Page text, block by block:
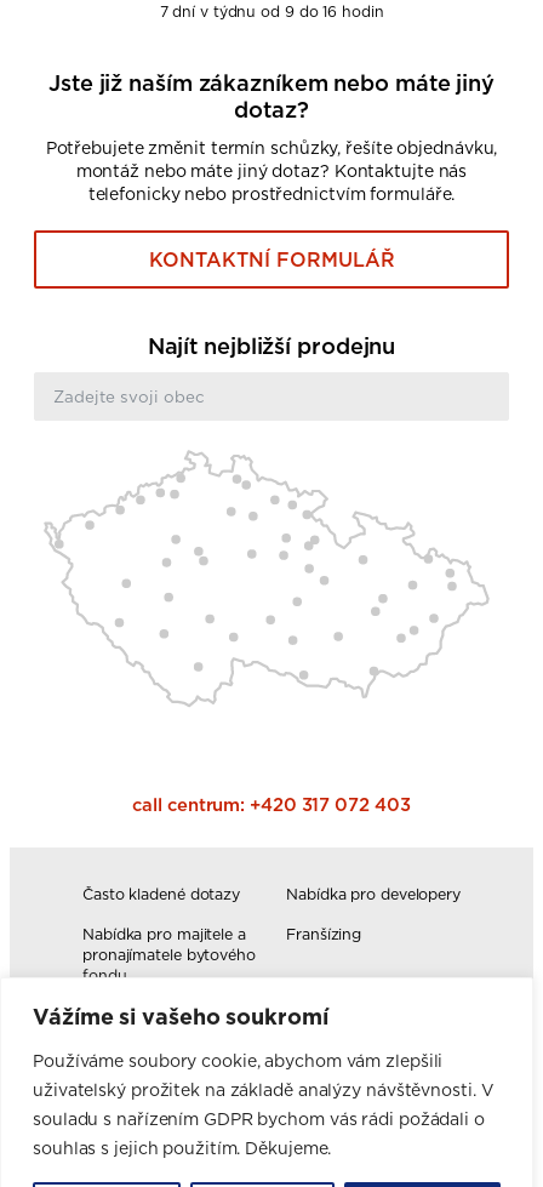
Vážíme si vašeho soukromí
Používáme soubory cookie, abychom vám zlepšili
uživatelský prožitek na základě analýzy návštěvnosti. V
souladu s nařízením GDPR bychom vás rádi požádali o
souhlas s jejich použitím. Děkujeme.
7 dní v týdnu od 9 do 16 hodin
Jste již naším zákazníkem nebo máte jiný
dotaz?
Potřebujete změnit termín schůzky, řešíte objednávku,
montáž nebo máte jiný dotaz? Kontaktujte nás
telefonicky nebo prostřednictvím formuláře.
KONTAKTNÍ FORMULÁŘ
Najít nejbližší prodejnu
call centrum: +420 317 072 403
Často kladené dotazy
Nabídka pro developery
Nabídka pro majitele a
pronajímatele bytového
fondu
Franšízing
Volná pracovní místa
Blog
Novinky
Realizace kuchyní
Firemní hodnoty
Elektromobilita
Facebook
Instagram
YouTube
Pinterest
LinkedIn